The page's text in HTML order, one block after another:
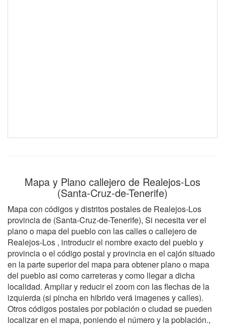
Mapa y Plano callejero de Realejos-Los
(Santa-Cruz-de-Tenerife)
Mapa con códigos y distritos postales de Realejos-Los
provincia de (Santa-Cruz-de-Tenerife), Si necesita ver el
plano o mapa del pueblo con las calles o callejero de
Realejos-Los , introducir el nombre exacto del pueblo y
provincia o el código postal y provincia en el cajón situado
en la parte superior del mapa para obtener plano o mapa
del pueblo asi como carreteras y como llegar a dicha
localidad. Ampliar y reducir el zoom con las flechas de la
izquierda (si pincha en hibrido verá imagenes y calles).
Otros códigos postales por población o ciudad se pueden
localizar en el mapa, poniendo el número y la población.,